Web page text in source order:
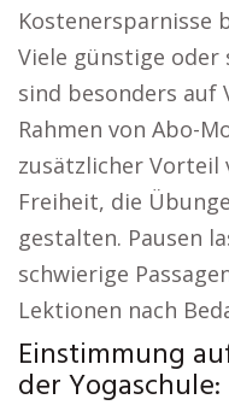
Kostenersparnisse
Viele günstige oder
sind besonders
Rahmen von Abo-
zusätzlicher Vorteil
Freiheit, die
gestalten. Pausen
schwierige
Lektionen nach
Einstimmung
der Yogaschule: